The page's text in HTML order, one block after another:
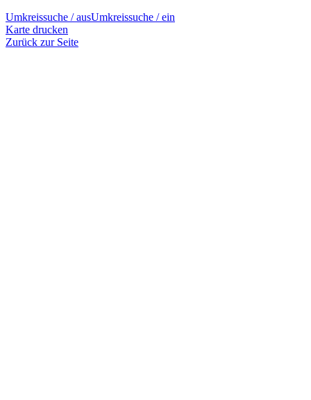
Umkreissuche / ausUmkreissuche / ein
Karte drucken
Zurück zur Seite